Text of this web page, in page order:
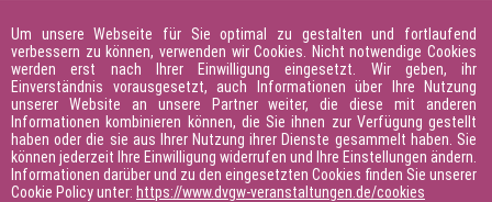
Um unsere Webseite für Sie optimal zu gestalten und fortlaufend
verbessern zu können, verwenden wir Cookies. Nicht notwendige Cookies
werden erst nach Ihrer Einwilligung eingesetzt. Wir geben, ihr
Einverständnis vorausgesetzt, auch Informationen über Ihre Nutzung
unserer Website an unsere Partner weiter, die diese mit anderen
Informationen kombinieren können, die Sie ihnen zur Verfügung gestellt
haben oder die sie aus Ihrer Nutzung ihrer Dienste gesammelt haben. Sie
können jederzeit Ihre Einwilligung widerrufen und Ihre Einstellungen ändern.
Informationen darüber und zu den eingesetzten Cookies finden Sie unserer
Cookie Policy unter: https://www.dvgw-veranstaltungen.de/cookies